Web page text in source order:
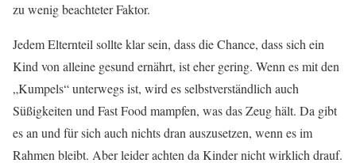
zu wenig beachteter Faktor.
Jedem Elternteil sollte klar sein, dass die Chance, dass sich ein
Kind von alleine gesund ernährt, ist eher gering. Wenn es mit den
„Kumpels“ unterwegs ist, wird es selbstverständlich auch
Süßigkeiten und Fast Food mampfen, was das Zeug hält. Da gibt
es an und für sich auch nichts dran auszusetzen, wenn es im
Rahmen bleibt. Aber leider achten da Kinder nicht wirklich drauf.